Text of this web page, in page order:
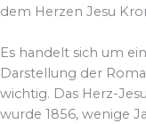
dem Herzen Jesu
Es handelt sich um
Darstellung der
wichtig. Das Herz-
wurde 1856, wenige